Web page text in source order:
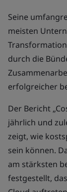
Seine
meisten
durch die
erfolgreicher
Der Bericht
jährlich und
zeigt, wie
sein können.
am stärksten
festgestellt,